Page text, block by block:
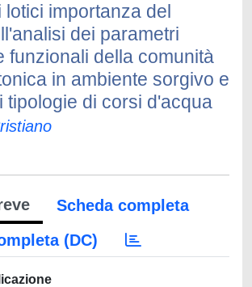
lotici importanza del
dei parametri
funzionali della comunità
in ambiente sorgivo e
tipologie di corsi d'acqua
Scheda completa
(DC)